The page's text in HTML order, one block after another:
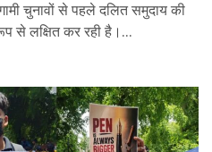
चुनावों से पहले दलित समुदाय की
से लक्षित कर रही है।...